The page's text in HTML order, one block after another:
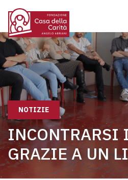
NOTIZIE
INCONTRARSI
GRAZIE A UN